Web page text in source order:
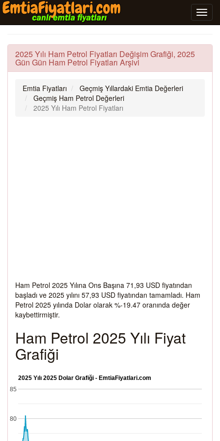
2025 Yılı Ham Petrol Fiyatları Değişim Grafiği, 2025
Gün Gün Ham Petrol Fiyatları Arşivi
Emtia Fiyatları
Geçmiş Yıllardaki Emtia Değerleri
Geçmiş Ham Petrol Değerleri
2025 Yılı Ham Petrol Fiyatları
Ham Petrol 2025 Yılına Ons Başına 71,93 USD fiyatından
başladı ve 2025 yılını 57,93 USD fiyatından tamamladı. Ham
Petrol 2025 yılında Dolar olarak %-19.47 oranında değer
kaybettirmiştir.
Ham Petrol 2025 Yılı Fiyat
Grafiği
2025 Yılı 2025 Dolar Grafiği - EmtiaFiyatlari.com
80
85